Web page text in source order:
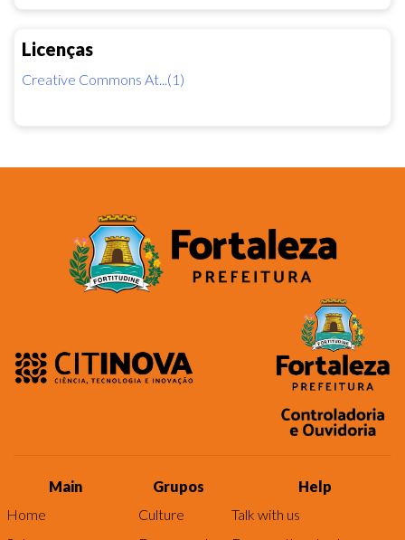
Licenças
Creative Commons At...(1)
Main
Home
Grupos
Culture
Help
Talk with us